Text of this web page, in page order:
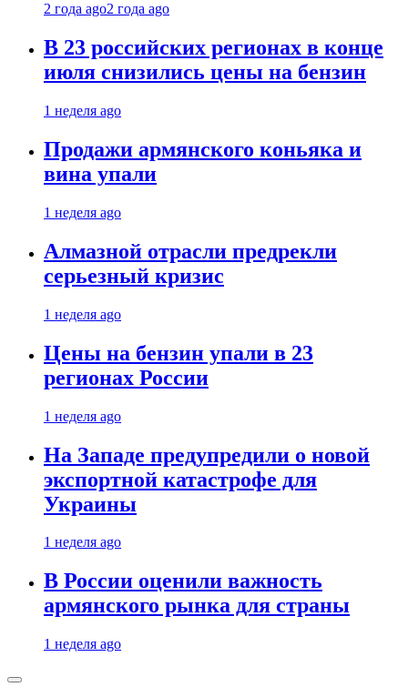
2 года ago2 года ago
В 23 российских регионах в конце
июля снизились цены на бензин
1 неделя ago
Продажи армянского коньяка и
вина упали
1 неделя ago
Алмазной отрасли предрекли
серьезный кризис
1 неделя ago
Цены на бензин упали в 23
регионах России
1 неделя ago
На Западе предупредили о новой
экспортной катастрофе для
Украины
1 неделя ago
В России оценили важность
армянского рынка для страны
1 неделя ago